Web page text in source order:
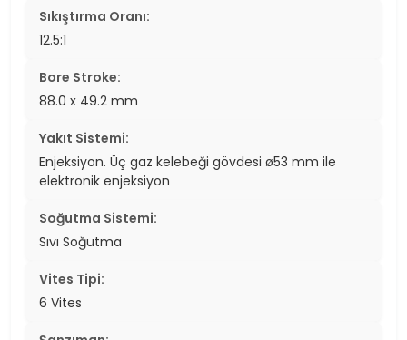
Sıkıştırma Oranı:
12.5:1
Bore Stroke:
88.0 x 49.2 mm
Yakıt Sistemi:
Enjeksiyon. Üç gaz kelebeği gövdesi ø53 mm ile
elektronik enjeksiyon
Soğutma Sistemi:
Sıvı Soğutma
Vites Tipi:
6 Vites